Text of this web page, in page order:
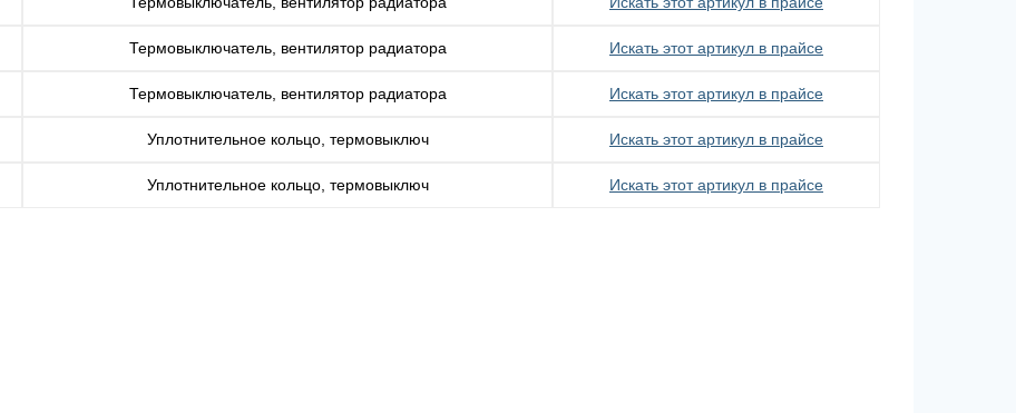
Термовыключатель, вентилятор радиатора Искать этот артикул в прайсе
Термовыключатель, вентилятор радиатора Искать этот артикул в прайсе
Уплотнительное кольцо, термовыключ Искать этот артикул в прайсе
Уплотнительное кольцо, термовыключ Искать этот артикул в прайсе